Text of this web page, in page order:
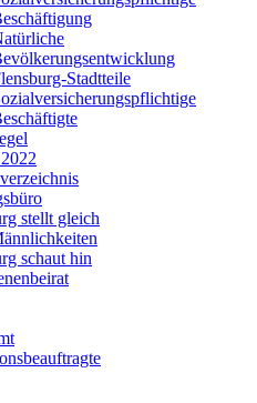
Stadtteile
stellt gleich
schaut hin